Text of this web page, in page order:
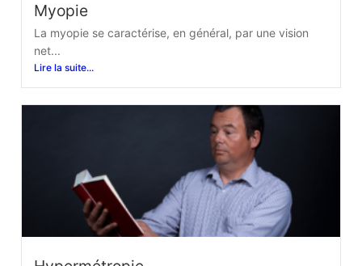
Myopie
La myopie se caractérise, en général, par une vision
net...
Lire la suite...